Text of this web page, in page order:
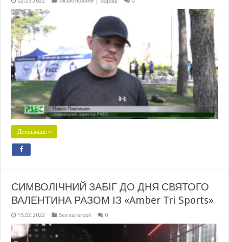
Детальніше »
СИМВОЛІЧНИЙ ЗАБІГ ДО ДНЯ СВЯТОГО
ВАЛЕНТИНА РАЗОМ ІЗ «Amber Tri Sports»
15.02.2022 Без категорії 0